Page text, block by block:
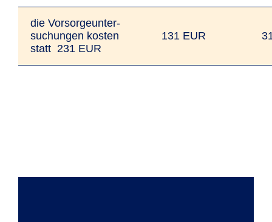
die Vorsorgeunter­
suchungen kosten
statt 231 EUR
131 EUR